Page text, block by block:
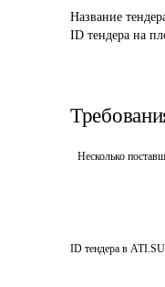
Название
ID тендера на
Несколько
ID тендера в ATI.SU